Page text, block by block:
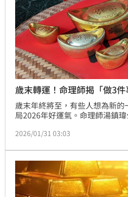
歲末轉運！命理師揭「做3
歲末年終將至，有些人想為新
局2026年好運氣。命理師湯鎮
來。此外，湯鎮瑋老師更分享14
髮，有助於提升氣場，讓自己
啟順遂光明的一年。
2026/01/31 03:03